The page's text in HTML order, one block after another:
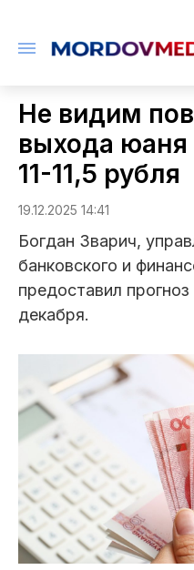
Не видим
выхода юаня
11-11,5 рубля
19.12.2025 14:41
Богдан Зварич,
банковского и
предоставил
декабря.